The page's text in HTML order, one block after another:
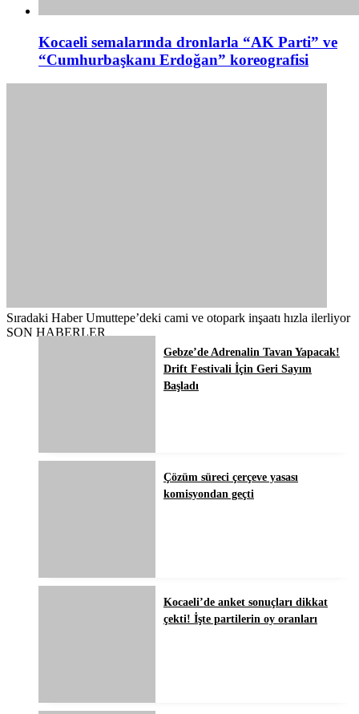
Kocaeli semalarında dronlarla “AK Parti” ve
“Cumhurbaşkanı Erdoğan” koreografisi
Sıradaki Haber Umuttepe’deki cami ve otopark inşaatı hızla ilerliyor
SON HABERLER
Gebze’de Adrenalin Tavan Yapacak!
Drift Festivali İçin Geri Sayım
Başladı
Çözüm süreci çerçeve yasası
komisyondan geçti
Kocaeli’de anket sonuçları dikkat
çekti! İşte partilerin oy oranları